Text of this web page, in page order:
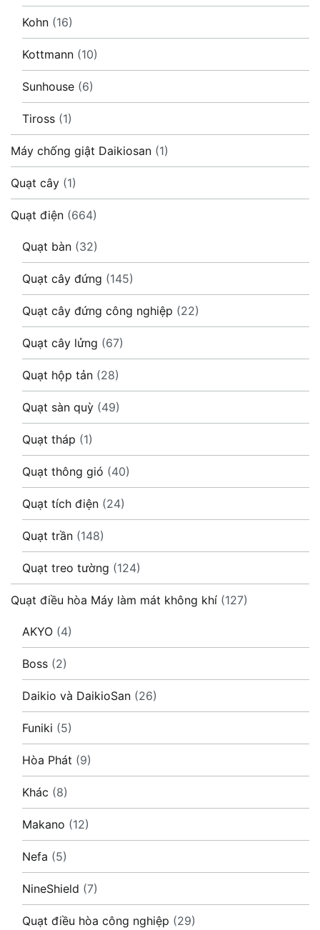
Kohn (16)
Kottmann (10)
Sunhouse (6)
Tiross (1)
Máy chống giật Daikiosan (1)
Quạt cây (1)
Quạt điện (664)
Quạt bàn (32)
Quạt cây đứng (145)
Quạt cây đứng công nghiệp (22)
Quạt cây lửng (67)
Quạt hộp tản (28)
Quạt sàn quỳ (49)
Quạt tháp (1)
Quạt thông gió (40)
Quạt tích điện (24)
Quạt trần (148)
Quạt treo tường (124)
Quạt điều hòa Máy làm mát không khí (127)
AKYO (4)
Boss (2)
Daikio và DaikioSan (26)
Funiki (5)
Hòa Phát (9)
Khác (8)
Makano (12)
Nefa (5)
NineShield (7)
Quạt điều hòa công nghiệp (29)